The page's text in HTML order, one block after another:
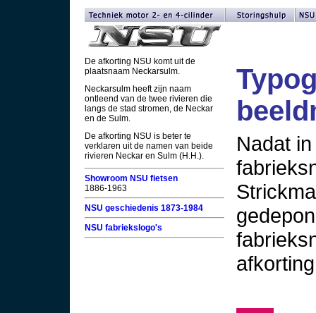
De afkorting NSU komt uit de
plaatsnaam Neckarsulm.
Neckarsulm heeft zijn naam
ontleend van de twee rivieren die
langs de stad stromen, de Neckar
en de Sulm.
De afkorting NSU is beter te
verklaren uit de namen van beide
rivieren Neckar en Sulm (H.H.).
Showroom NSU fietsen
1886-1963
NSU geschiedenis 1873-1984
NSU fabriekslogo's
Nadat